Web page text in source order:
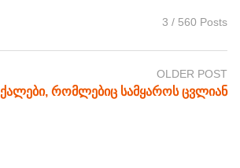
3 / 560 Posts
OLDER POST
ქალები, რომლებიც სამყაროს ცვლიან